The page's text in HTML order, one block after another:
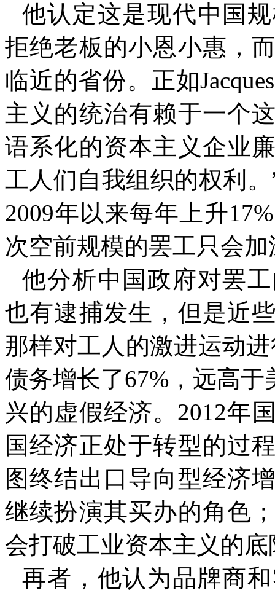
他认定这是现代中国
拒绝老板的小恩小惠，
临近的省份。正如
主义的统治有赖于一个
语系化的资本主义企业
工人们自我组织的权利。
2009年以来每年上升17%
次空前规模的罢工只会
他分析中国政府对罢
也有逮捕发生，但是近
那样对工人的激进运动
债务增长了67% ，远高
兴的虚假经济。 2012年
国经济正处于转型的过
图终结出口导向型经济
继续扮演其买办的角色
会打破工业资本主义的底
再者，他认为品牌商